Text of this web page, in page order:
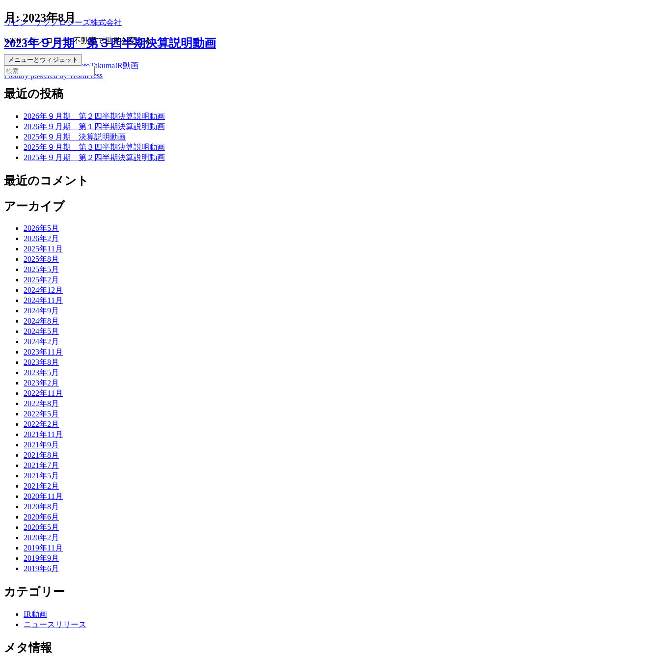
コ
ン
ン
ツ
へ
ス
キ
ッ
リビン・テクノロジーズ株式会社
WEBテクノロジー×不動産で世界を変える
メニューとウィジェット
検
索:
最近の投稿
2026年９月期 第２四半期決算説明動画
2026年９月期 第１四半期決算説明動画
2025年９月期 決算説明動画
2025年９月期 第３四半期決算説明動画
2025年９月期 第２四半期決算説明動画
最近のコメント
アーカイブ
2026年5月
2026年2月
2025年11月
2025年8月
2025年5月
2025年2月
2024年12月
2024年11月
2024年9月
2024年8月
2024年5月
2024年2月
2023年11月
2023年8月
2023年5月
2023年2月
2022年11月
2022年8月
2022年5月
2022年2月
2021年11月
2021年9月
2021年8月
2021年7月
2021年5月
2021年2月
2020年11月
2020年8月
2020年6月
2020年5月
2020年2月
2019年11月
2019年9月
2019年6月
カテゴリー
IR動画
ニュースリリース
メタ情報
月:2023年8月
2023年９月期 第３四半期決算説明動画
投
稿
2023年8月14日作
成
者
MatsumotoTakumaカ
IR動画
Proudly powered by WordPress